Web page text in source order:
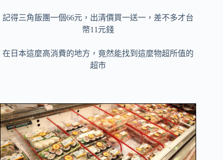
記得三角飯團一個66元，出清價買一送一，差不多才台
幣11元錢
在日本這麼高消費的地方，竟然能找到這麼物超所值的
超市